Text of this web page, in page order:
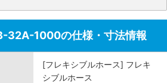
32A-1000の仕様・寸法情報
[フレキシブルホース] フレキ
シブルホース